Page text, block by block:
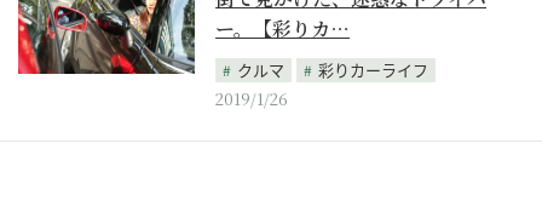
ー。【彩りカ…
クルマ
彩りカーライフ
2019/1/26